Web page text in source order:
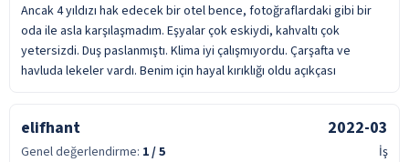
Ancak 4 yıldızı hak edecek bir otel bence, fotoğraflardaki gibi bir
oda ile asla karşılaşmadım. Eşyalar çok eskiydi, kahvaltı çok
yetersizdi. Duş paslanmıştı. Klima iyi çalışmıyordu. Çarşafta ve
havluda lekeler vardı. Benim için hayal kırıklığı oldu açıkçası
elifhant 2022-03
Genel değerlendirme: 1/ 5 İş